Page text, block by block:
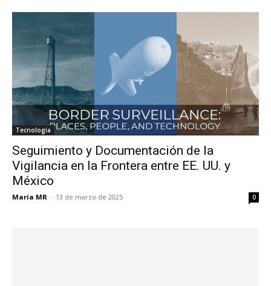
Tecnología
Seguimiento y Documentación de la
Vigilancia en la Frontera entre EE. UU. y
México
María MR - 13 de marzo de 2025 0